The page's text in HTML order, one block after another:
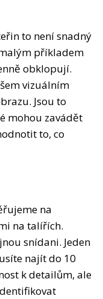
to není snadný
příkladem
obklopují.
vizuálním
Jsou to
mohou zavádět
to, co
na
na talířích.
snídani. Jeden
najít do 10
k detailům, ale